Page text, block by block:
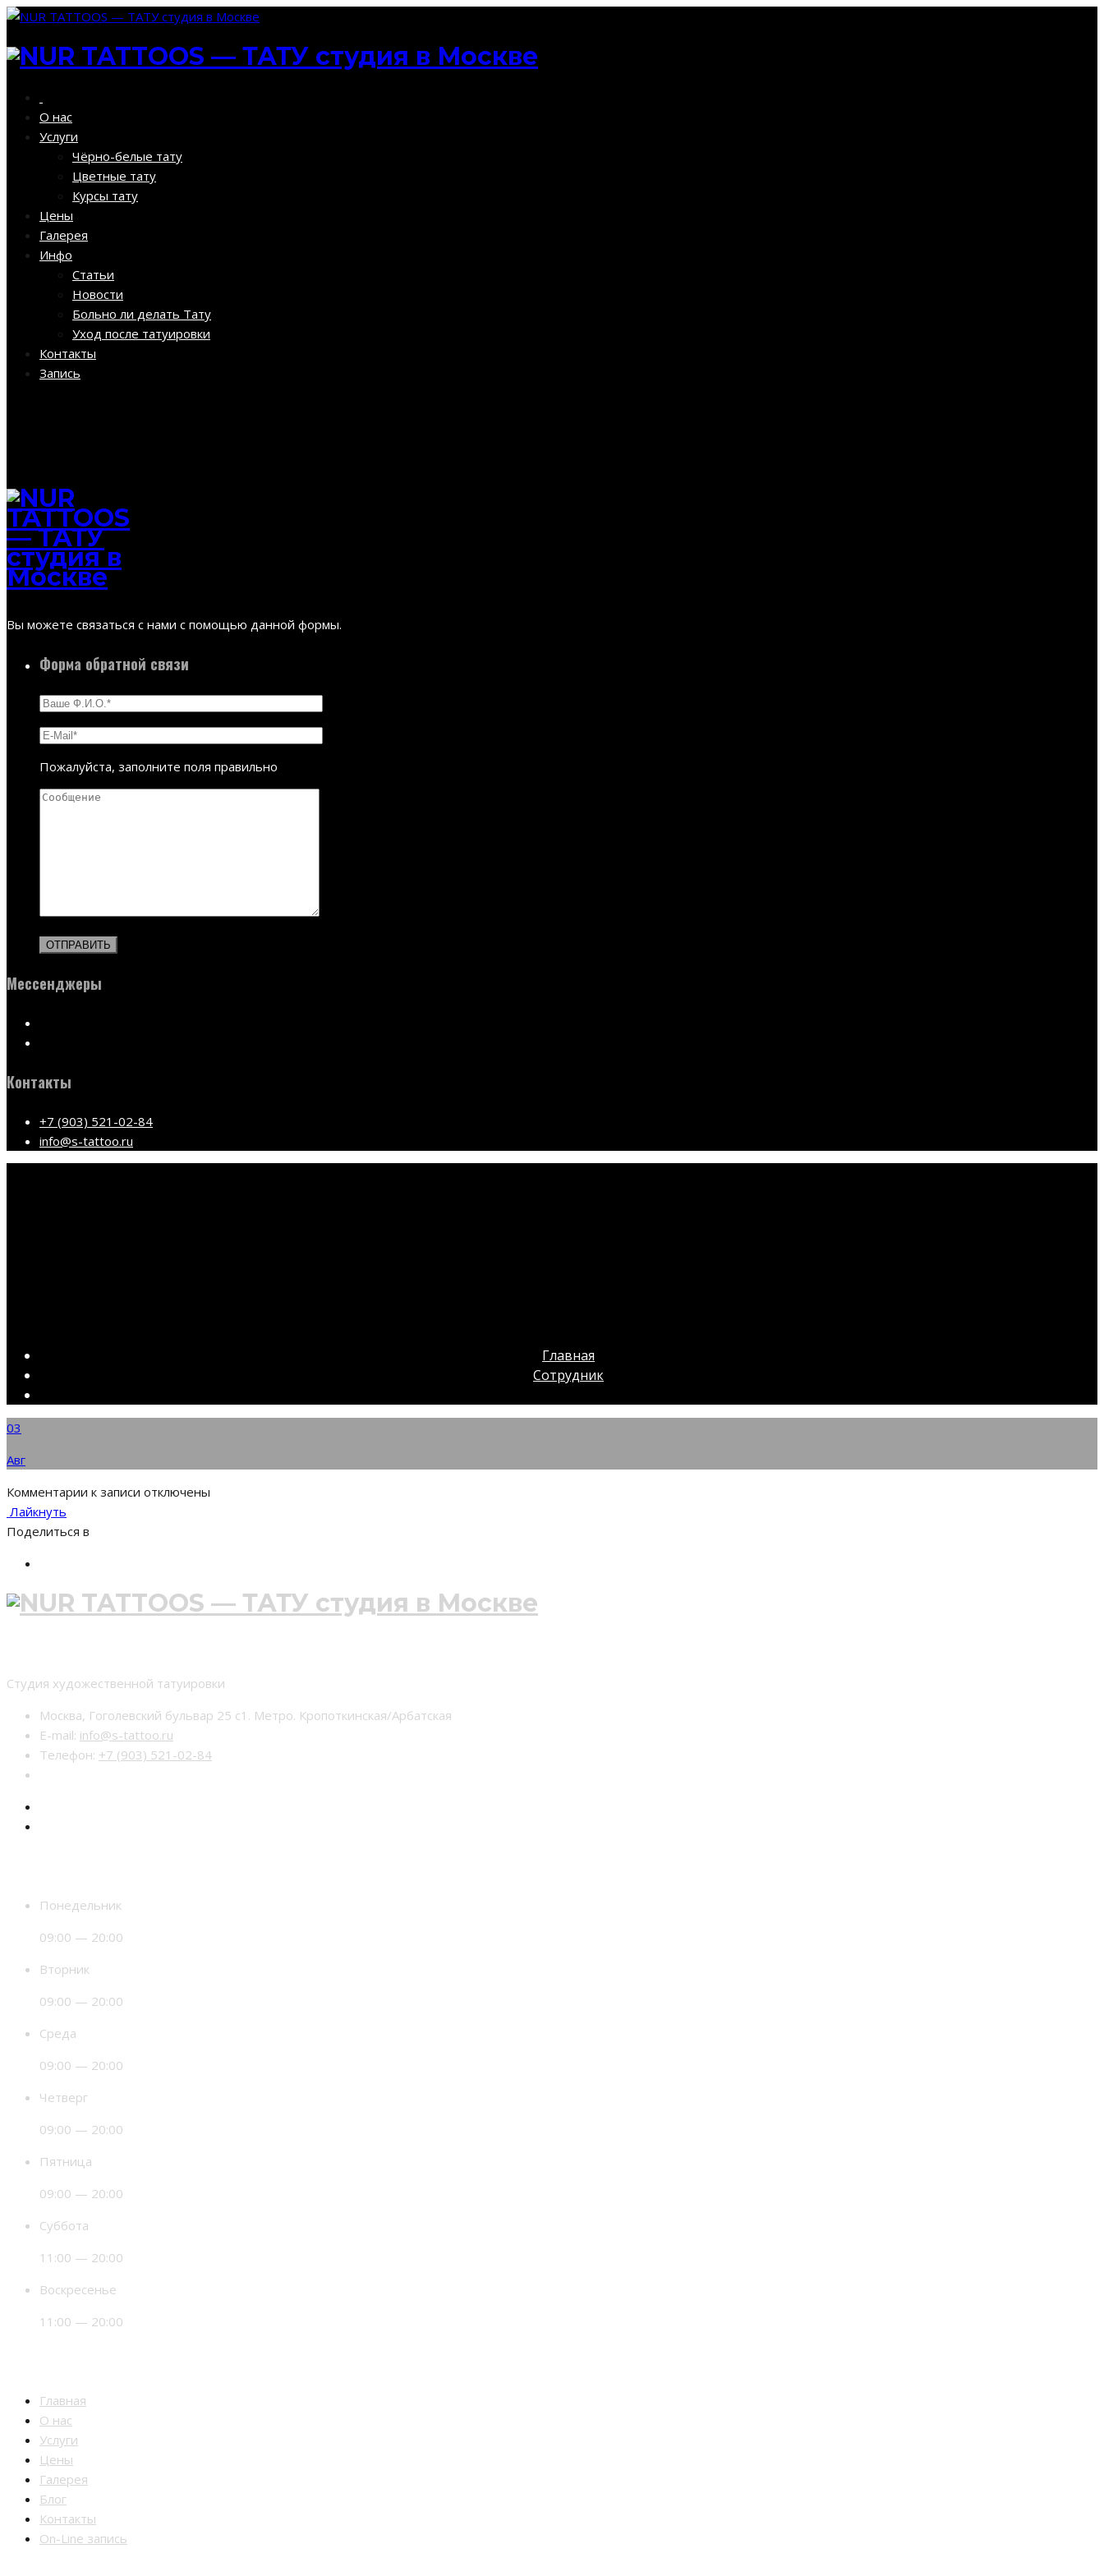
О нас
Услуги
Чёрно-белые тату
Цветные тату
Курсы тату
Цены
Галерея
Инфо
Статьи
Новости
Больно ли делать Тату
Уход после татуировки
Контакты
Запись
Вы можете связаться с нами с помощью данной формы.
Форма обратной связи
Пожалуйста, заполните поля правильно
Мессенджеры
Контакты
+7 (903) 521-02-84
info@s-tattoo.ru
Главная
Сотрудник
03
Авг
Комментарии к записи отключены
Лайкнуть
Поделиться в
Студия художественной татуировки
Москва, Гоголевский бульвар 25 с1. Метро. Кропоткинская/Арбатская
E-mail: info@s-tattoo.ru
Телефон: +7 (903) 521-02-84
Понедельник
09:00 — 20:00
Вторник
09:00 — 20:00
Среда
09:00 — 20:00
Четверг
09:00 — 20:00
Пятница
09:00 — 20:00
Суббота
11:00 — 20:00
Воскресенье
11:00 — 20:00
Главная
О нас
Услуги
Цены
Галерея
Блог
Контакты
On-Line запись